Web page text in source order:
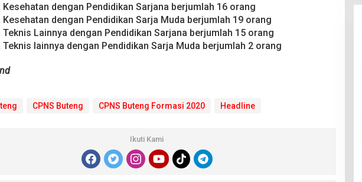
Kesehatan dengan Pendidikan Sarjana berjumlah 16 orang
Kesehatan dengan Pendidikan Sarja Muda berjumlah 19 orang
Teknis Lainnya dengan Pendidikan Sarjana berjumlah 15 orang
Teknis lainnya dengan Pendidikan Sarja Muda berjumlah 2 orang
CPNS Buteng CPNS Buteng Formasi 2020 Headline
Ikuti Kami